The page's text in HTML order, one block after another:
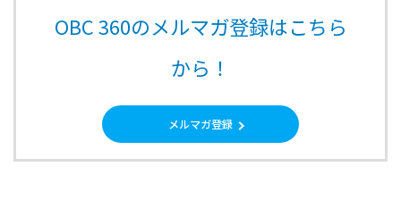
OBC 360のメルマガ登録はこちら
から！
メルマガ登録